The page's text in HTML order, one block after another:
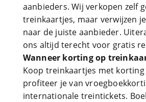
aanbieders. Wij verkopen zelf
treinkaartjes, maar verwijzen
naar de juiste aanbieder.
ons altijd terecht voor gratis
Wanneer korting op
Koop treinkaartjes met
profiteer je van
internationale treintickets.